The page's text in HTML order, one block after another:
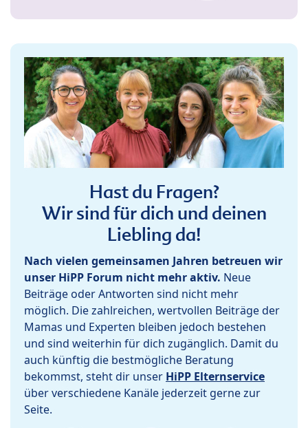
Hast du Fragen?
Wir sind für dich und deinen
Liebling da!
Nach vielen gemeinsamen Jahren betreuen wir
unser HiPP Forum nicht mehr aktiv. Neue
Beiträge oder Antworten sind nicht mehr
möglich. Die zahlreichen, wertvollen Beiträge der
Mamas und Experten bleiben jedoch bestehen
und sind weiterhin für dich zugänglich. Damit du
auch künftig die bestmögliche Beratung
bekommst, steht dir unser HiPP Elternservice
über verschiedene Kanäle jederzeit gerne zur
Seite.